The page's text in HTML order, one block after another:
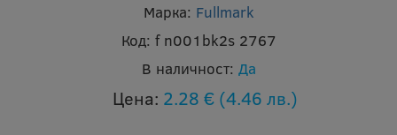
Марка: Fullmark
Код: f n001bk2s 2767
В наличност: Да
Цена: 2.28 € (4.46 лв.)